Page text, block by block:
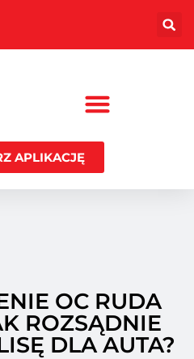
APLIKACJĘ
OC RUDA
ROZSĄDNIE
DLA AUTA?